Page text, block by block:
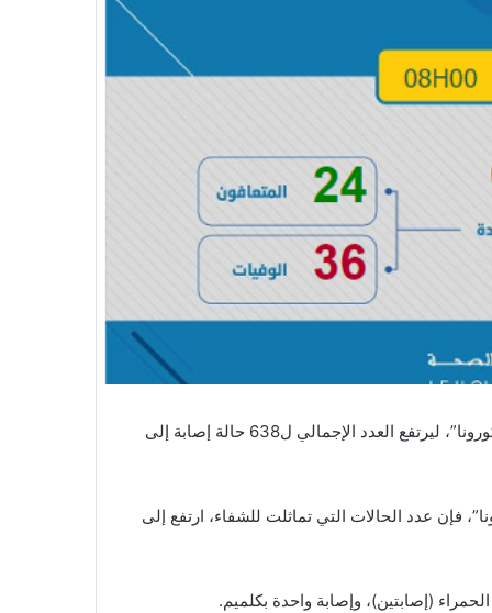
أعلنت وزارة الصحة عن تسجيل 21 حالة إصابة جديدة بفيروس “كورونا”، ليرتفع العدد الإجمالي ل638 حالة إصابة إلى
فإن عدد الحالات التي تماثلت للشفاء، ارتفع إلى
(إصابتين)، وإصابة واحدة بكلميم.